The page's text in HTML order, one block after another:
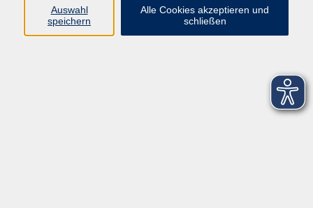
Auswahl
speichern
Alle Cookies akzeptieren und
schließen